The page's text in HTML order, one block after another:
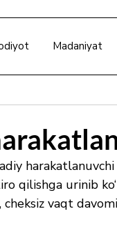
Madaniyat
qilishga urinib
vaqt